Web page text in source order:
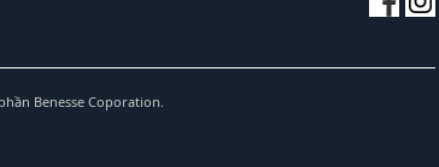
Benesse Coporation.